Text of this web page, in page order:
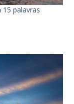
palavras